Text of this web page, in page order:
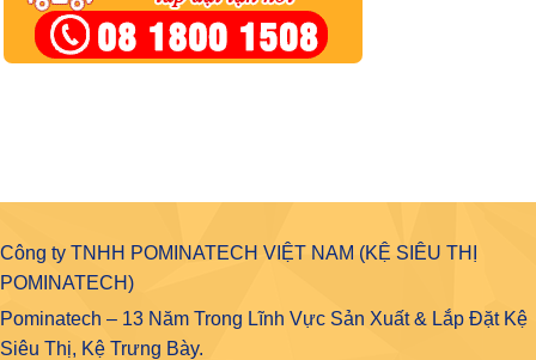
Công ty TNHH POMINATECH VIỆT NAM (KỆ SIÊU THỊ
POMINATECH)
Pominatech – 13 Năm Trong Lĩnh Vực Sản Xuất & Lắp Đặt Kệ
Siêu Thị, Kệ Trưng Bày.